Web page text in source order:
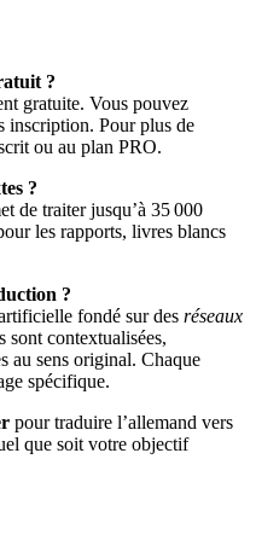
?
gratuite. Vous pouvez
inscription. Pour plus de
ou au plan PRO.
?
de traiter jusqu’à 35 000
les rapports, livres blancs
?
fondé sur des réseaux
sont contextualisées,
au sens original. Chaque
spécifique.
pour traduire l’allemand vers
que soit votre objectif